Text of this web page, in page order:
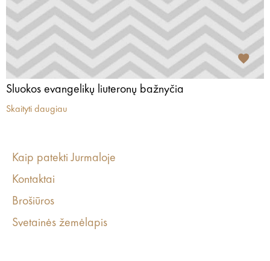
Sluokos evangelikų liuteronų bažnyčia
Skaityti daugiau
Kaip patekti Jurmaloje
Kontaktai
Brošiūros
Svetainės žemėlapis